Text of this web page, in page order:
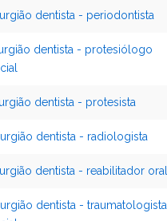
dentista - periodontista
dentista - protesiólogo
dentista - protesista
dentista - radiologista
dentista - reabilitador oral
dentista - traumatologista